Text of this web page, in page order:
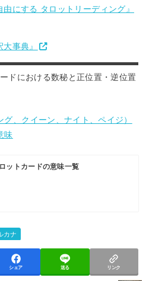
にする タロットリーディング』
事典』
ドにおける数秘と正位置・逆位置
、クイーン、ナイト、ペイジ）
味
ットカードの意味一覧
カナ
シェア 送る リンク